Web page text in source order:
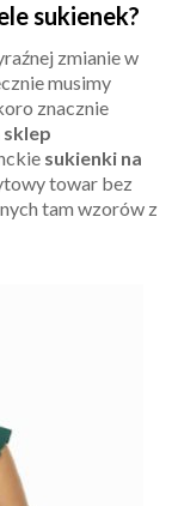
sukienek?
zmianie w
musimy
znacznie
sklep
sukienki na
towar bez
tam wzorów z